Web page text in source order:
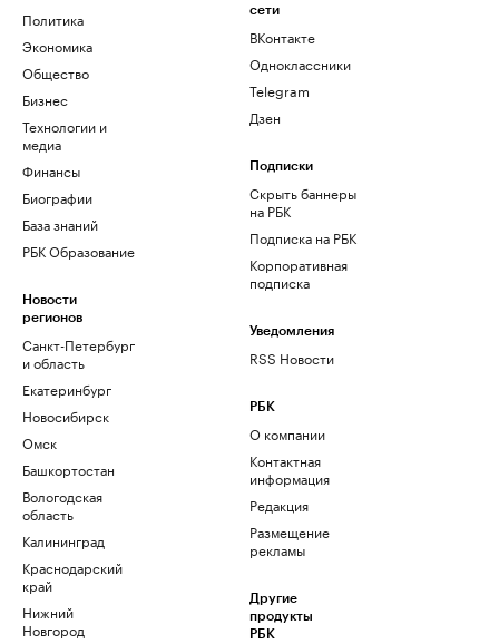
Политика
Экономика
Общество
Бизнес
Технологии и
медиа
Финансы
Биографии
База знаний
РБК Образование
Новости
регионов
Санкт-Петербург
и область
Екатеринбург
Новосибирск
Омск
Башкортостан
Вологодская
область
Калининград
Краснодарский
край
Нижний
Новгород
сети
ВКонтакте
Одноклассники
Telegram
Дзен
Подписки
Скрыть баннеры
на РБК
Подписка на РБК
Корпоративная
подписка
Уведомления
RSS Новости
РБК
О компании
Контактная
информация
Редакция
Размещение
рекламы
Другие
продукты
РБК